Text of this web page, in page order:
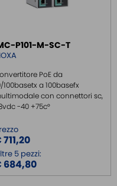
P101-M-SC-T
PoE da
100basetx a 100basefx
con connettori sc,
-40 +75c°
5 pezzi:
684,80